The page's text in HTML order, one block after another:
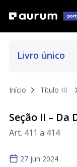
Livro único
Art. 13 a 223
Início Título III
Seção II –
Art. 411 a 414
27 jun 2024